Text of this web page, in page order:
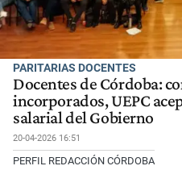
PARITARIAS DOCENTES
Docentes de Córdoba:
incorporados, UEPC
salarial del Gobierno
20-04-2026 16:51
PERFIL REDACCIÓN CÓRDOBA